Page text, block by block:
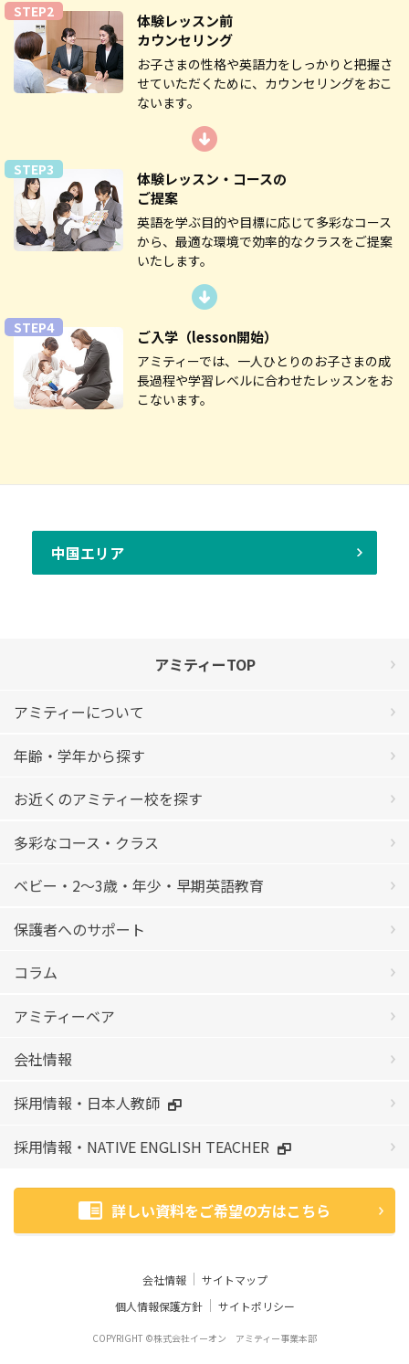
STEP2
体験レッスン前
カウンセリング
お子さまの性格や英語力をしっかりと把握さ
せていただくために、カウンセリングをおこ
ないます。
STEP3
体験レッスン・コースの
ご提案
英語を学ぶ目的や目標に応じて多彩なコース
から、最適な環境で効率的なクラスをご提案
いたします。
STEP4 ご入学 （lesson開始）
アミティーでは、一人ひとりのお子さまの成
長過程や学習レベルに合わせたレッスンをお
こないます。
中国エリア
アミティーTOP
アミティーについて
年齢・学年から探す
お近くのアミティー校を探す
多彩なコース・クラス
ベビー・2〜3歳・年少・早期英語教育
保護者へのサポート
コラム
アミティーベア
会社情報
採用情報・日本人教師
採用情報・NATIVE ENGLISH TEACHER
詳しい資料をご希望の方はこちら
会社情報
サイトマップ
個人情報保護方針
サイトポリシー
COPYRIGHT ©株式会社イーオン アミティー事業本部